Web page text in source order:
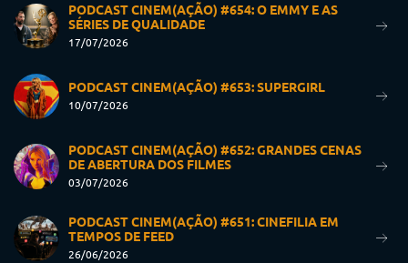
PODCAST CINEM(AÇÃO) #654: O EMMY E AS
SÉRIES DE QUALIDADE
17/07/2026
PODCAST CINEM(AÇÃO) #653: SUPERGIRL
10/07/2026
PODCAST CINEM(AÇÃO) #652: GRANDES CENAS
DE ABERTURA DOS FILMES
03/07/2026
PODCAST CINEM(AÇÃO) #651: CINEFILIA EM
TEMPOS DE FEED
26/06/2026